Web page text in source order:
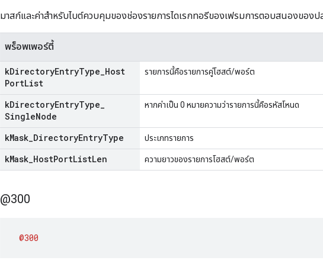
มาสก์และค่าสำหรับไบต์ควบคุมของช่องรายการไดเรกทอรีของเฟรมการตอบสนองของป
พร็อพเพอร์ตี้
kDirectoryEntryType Host
PortList
รายการนี้คือรายการคู่โฮสต์/พอร์ต
kDirectoryEntryType
SingleNode
หากค่าเป็น 0 หมายความว่ารายการนี้คือรหัสโหนด
kMask DirectoryEntryType ประเภทรายการ
kMask HostPortListLen ความยาวของรายการโฮสต์/พอร์ต
@300
@300